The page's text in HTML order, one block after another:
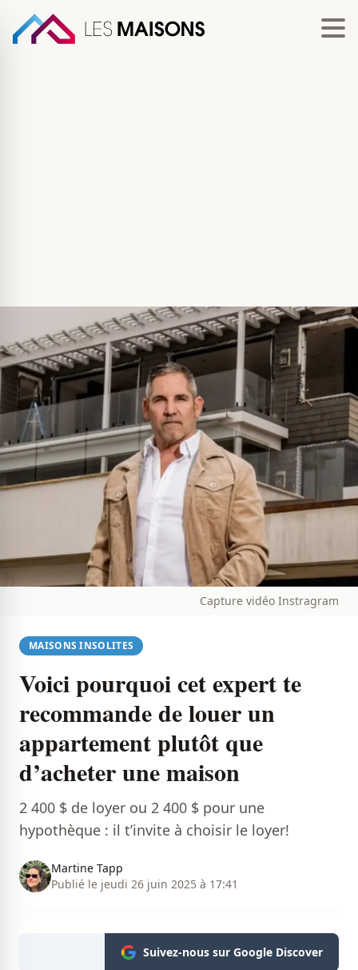
Capture vidéo Instragram
MAISONS INSOLITES
Voici pourquoi cet expert te
recommande de louer un
appartement plutôt que
d’acheter une maison
2 400 $ de loyer ou 2 400 $ pour une
hypothèque : il t’invite à choisir le loyer!
Martine Tapp
Publié le jeudi 26 juin 2025 à 17:41
Suivez-nous sur Google Discover